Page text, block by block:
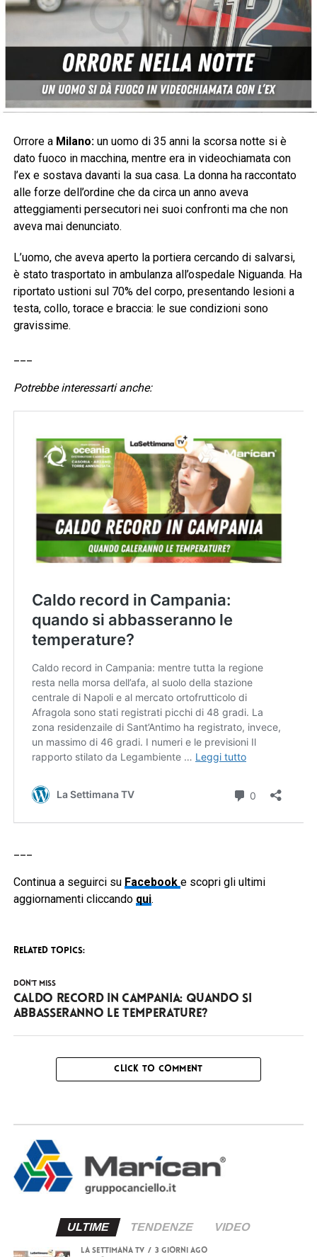
Orrore a Milano:un uomo di 35 anni la scorsa notte si è
dato fuoco in macchina, mentre era in videochiamata con
l’ex e sostava davanti la sua casa. La donna ha raccontato
alle forze dell’ordine che da circa un anno aveva
atteggiamenti persecutori nei suoi confronti ma che non
aveva mai denunciato.
L’uomo, che aveva aperto la portiera cercando di salvarsi,
è stato trasportato in ambulanza all’ospedale Niguanda. Ha
riportato ustioni sul 70% del corpo, presentando lesioni a
testa, collo, torace e braccia: le sue condizioni sono
gravissime.
Potrebbe interessarti anche:
Continua a seguirci su Facebook e scopri gli ultimi
aggiornamenti cliccando qui.
RELATED TOPICS:
DON'T MISS
Caldo record in Campania: quando si
abbasseranno le temperature?
CLICK TO COMMENT
ULTIME TENDENZE VIDEO
LA SETTIMANA TV 3 giorni ago